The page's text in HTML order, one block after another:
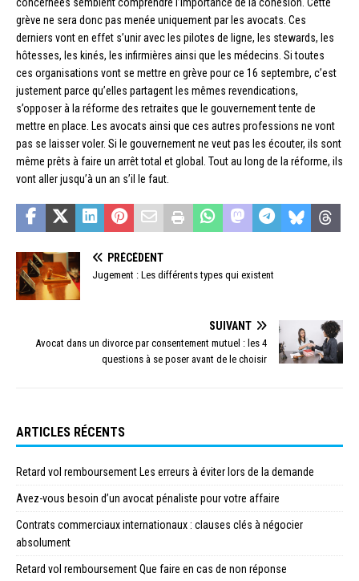
grève ne sera donc pas menée uniquement par les avocats. Ces
derniers vont en effet s’unir avec les pilotes de ligne, les stewards, les
hôtesses, les kinés, les infirmières ainsi que les médecins. Si toutes
ces organisations vont se mettre en grève pour ce 16 septembre, c’est
justement parce qu’elles partagent les mêmes revendications,
s’opposer à la réforme des retraites que le gouvernement tente de
mettre en place. Les avocats ainsi que ces autres professions ne vont
pas se laisser voler. Si le gouvernement ne veut pas les écouter, ils sont
même prêts à faire un arrêt total et global. Tout au long de la réforme, ils
vont aller jusqu’à un an s’il le faut.
PRÉCÉDENT
Jugement : Les différents types qui existent
SUIVANT
Avocat dans un divorce par consentement mutuel : les 4
questions à se poser avant de le choisir
ARTICLES RÉCENTS
Retard vol remboursement Les erreurs à éviter lors de la demande
Avez-vous besoin d’un avocat pénaliste pour votre affaire
Contrats commerciaux internationaux : clauses clés à négocier
absolument
Retard vol remboursement Que faire en cas de non réponse